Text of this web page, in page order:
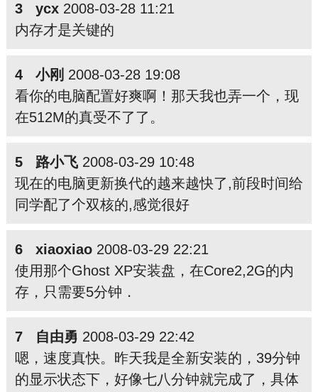
3 ycx 2008-03-28 11:21
内存才是关键的
4 小刚 2008-03-28 19:08
看你的电脑配置好爽啊！那天我也弄一个，现
在512M的真受不了了。
5 路小飞2008-03-29 10:48
现在的电脑更新换代的越来越快了,前段时间给
同学配了个双核的,感觉很好
6 xiaoxiao2008-03-29 22:21
使用那个Ghost XP安装盘，在Core2,2G的内
存，只需要5分钟．
7 自由勇 2008-03-29 22:42
嗯，速度真快。昨天我是全新安装的，39分钟
的显示状态下，好像七八分钟就完成了，具体